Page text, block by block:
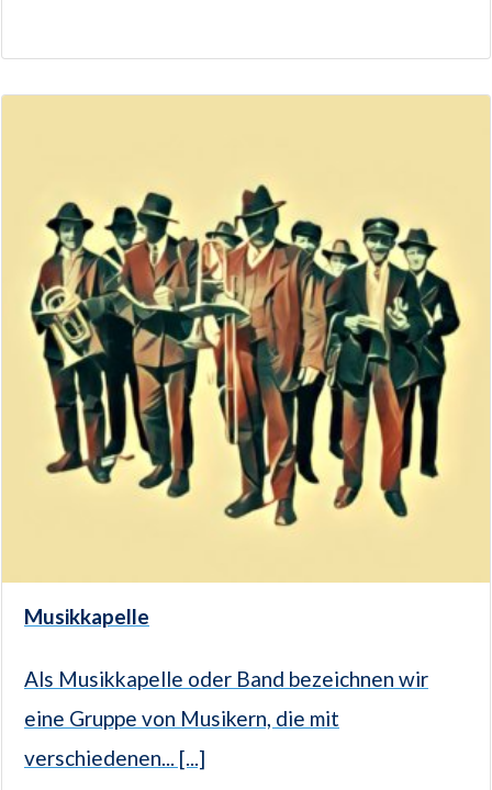
Musikkapelle
Als Musikkapelle oder Band bezeichnen wir
eine Gruppe von Musikern, die mit
verschiedenen... [...]